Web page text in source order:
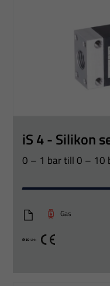
iS 4 - Silikon
0 – 1 bar till 0 – 10
iS4_Eng
Gas
IO link
CE